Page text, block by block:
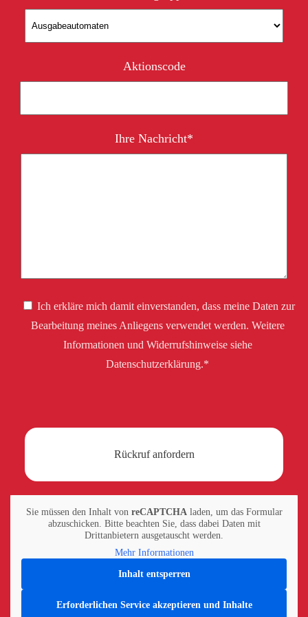
Aktionscode
Ihre Nachricht*
Ich erkläre mich damit einverstanden, dass meine Daten zur
Bearbeitung meines Anliegens verwendet werden. Weitere
Informationen und Widerrufshinweise siehe
Datenschutzerklärung.*
Sie müssen den Inhalt von reCAPTCHA laden, um das Formular
abzuschicken. Bitte beachten Sie, dass dabei Daten mit
Drittanbietern ausgetauscht werden.
Mehr Informationen
Inhalt entsperren
Erforderlichen Service akzeptieren und Inhalte